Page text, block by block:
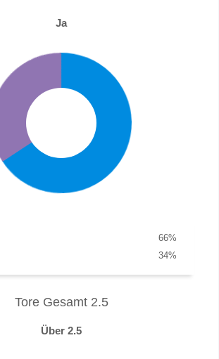
Ja
%
66
%
34
Tore Gesamt 2.5
Über 2.5